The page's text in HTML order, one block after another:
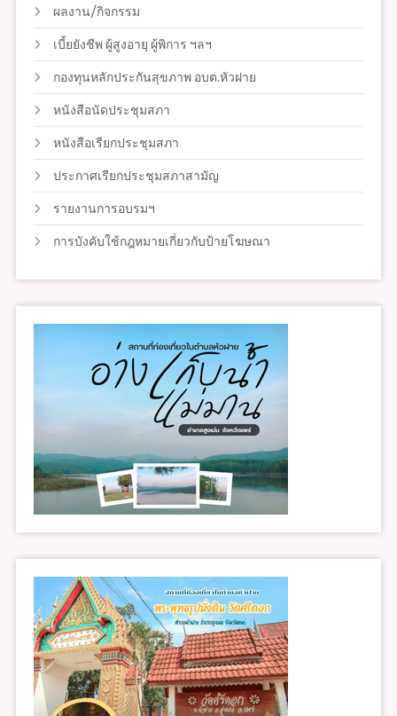
ผลงาน/กิจกรรม
เบี้ยยังชีพ ผู้สูงอายุ ผู้พิการ ฯลฯ
กองทุนหลักประกันสุขภาพ อบต.หัวฝาย
หนังสือนัดประชุมสภา
หนังสือเรียกประชุมสภา
ประกาศเรียกประชุมสภาสามัญ
รายงานการอบรมฯ
การบังคับใช้กฎหมายเกี่ยวกับป้ายโฆษณา